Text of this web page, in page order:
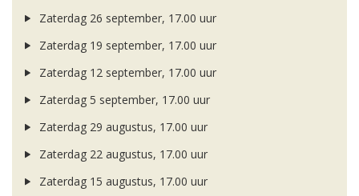
Zaterdag 26 september, 17.00 uur
Zaterdag 19 september, 17.00 uur
Zaterdag 12 september, 17.00 uur
Zaterdag 5 september, 17.00 uur
Zaterdag 29 augustus, 17.00 uur
Zaterdag 22 augustus, 17.00 uur
Zaterdag 15 augustus, 17.00 uur